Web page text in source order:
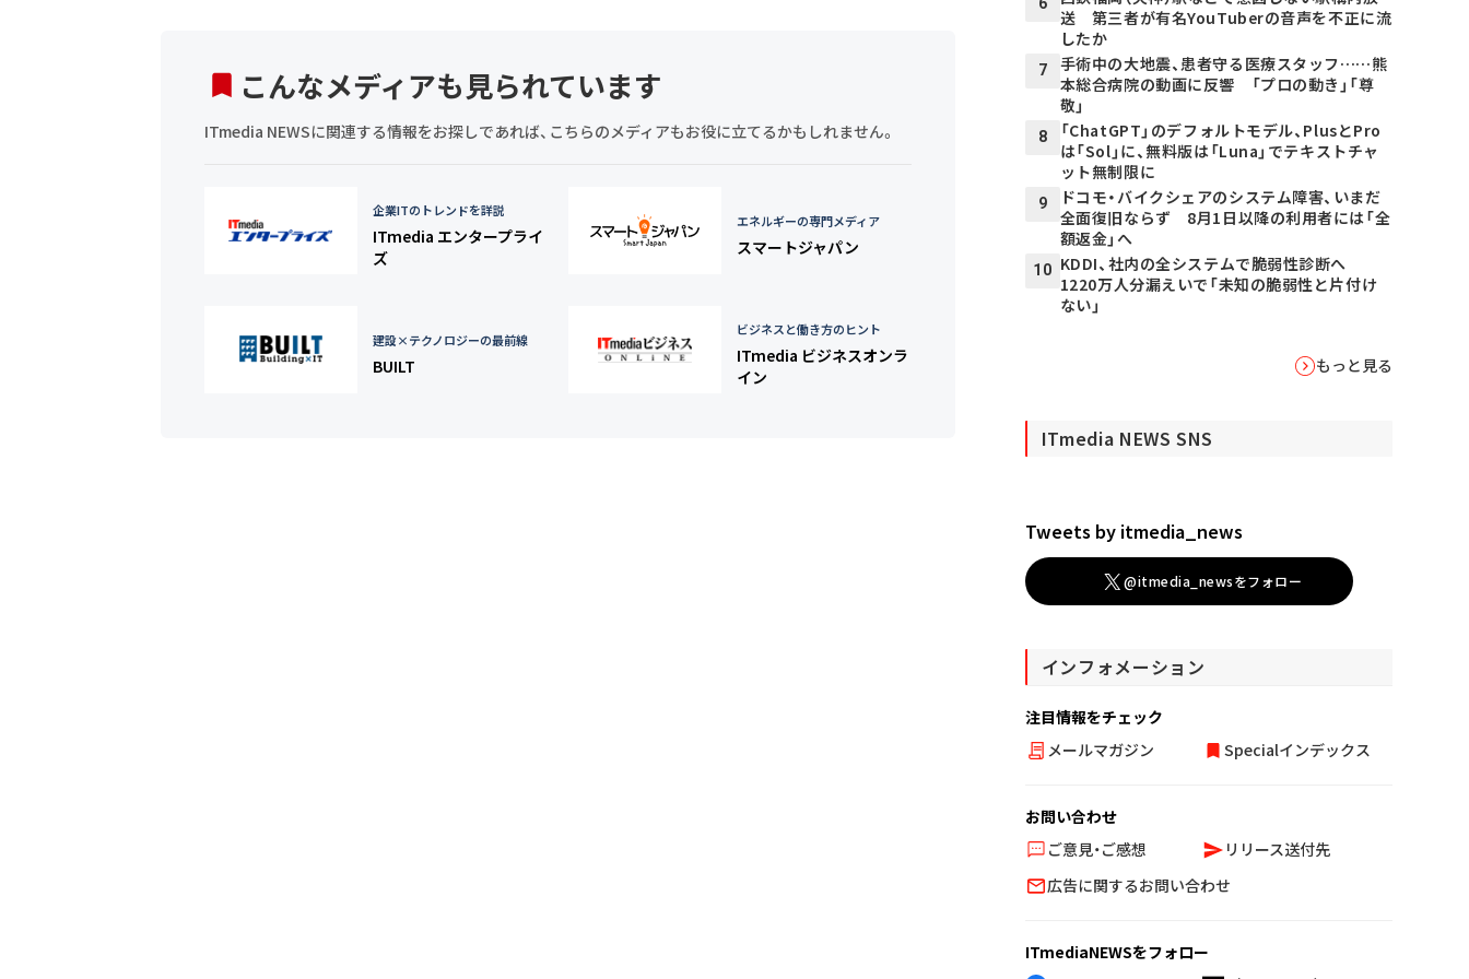
こんなメディアも見られています
ITmedia NEWSに関連する情報をお探しであれば、こちらのメディアもお役に立てるかもしれません。
企業ITのトレンドを詳説
ITmedia エンタープライ
ズ
エネルギーの専門メディア
スマートジャパン
建設×テクノロジーの最前線
BUILT
ビジネスと働き方のヒント
ITmedia ビジネスオンラ
イン
6
送 第三者が有名YouTuberの音声を不正に流
したか
7
手術中の大地震、患者守る医療スタッフ……熊
本総合病院の動画に反響 「プロの動き」「尊
敬」
8
「ChatGPT」のデフォルトモデル、PlusとPro
は「Sol」に、無料版は「Luna」でテキストチャ
ット無制限に
9
ドコモ・バイクシェアのシステム障害、いまだ
全面復旧ならず 8月1日以降の利用者には「全
額返金」へ
10 KDDI、社内の全システムで脆弱性診断へ
1220万人分漏えいで「未知の脆弱性と片付け
ない」
もっと見る
ITmedia NEWS SNS
Tweets by itmedia_news
@itmedia_newsをフォロー
インフォメーション
注目情報をチェック
メールマガジン
Specialインデックス
お問い合わせ
ご意見・ご感想
リリース送付先
広告に関するお問い合わせ
ITmediaNEWSをフォロー